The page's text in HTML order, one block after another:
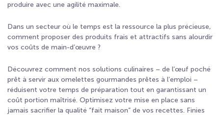
produire avec une agilité maximale.
Dans un secteur où le temps est la ressource la plus précieuse,
comment proposer des produits frais et attractifs sans alourdir
vos coûts de main-d’œuvre ?
Découvrez comment nos solutions culinaires – de l’œuf poché
prêt à servir aux omelettes gourmandes prêtes à l’emploi –
réduisent votre temps de préparation tout en garantissant un
coût portion maîtrisé. Optimisez votre mise en place sans
jamais sacrifier la qualité “fait maison” de vos recettes. Finies